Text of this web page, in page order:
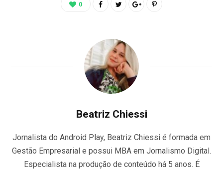
0
Beatriz Chiessi
Jornalista do Android Play, Beatriz Chiessi é formada em
Gestão Empresarial e possui MBA em Jornalismo Digital.
Especialista na produção de conteúdo há 5 anos. É